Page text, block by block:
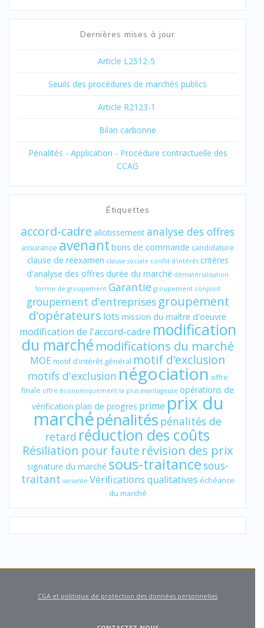
Dernières mises à jour
Article L2512-5
Seuils des procédures de marchés publics
Article R2123-1
Bilan carbonne
Pénalités - Application - Procédure contractuelle des
CCAG
Étiquettes
accord-cadre allotissementanalyse des offres
assurance avenant bons de commande candidature
clause de réexamen clause sociale conflit d'intérêt critères
d'analyse des offres durée du marché dématérialisation
forme de groupement Garantie groupement conjoint
groupement d'entreprises groupement
d'opérateurs lots mission du maître d'oeuvre
modification de l'accord-cadre modification
du marché modifications du marché
MOE motif d'intérêt général motif d’exclusion
motifs d'exclusion négociation offre
finale offre économiquement la plus avantageuse opérations de
vérification plan de progres prime prix du
marchépénalités pénalités de
retard réduction des coûts
Résiliation pour faute révision des prix
signature du marché sous-traitancesous-
traitant variante Vérifications qualitatives échéance
du marché
CGA et politique de protection des données personnelles